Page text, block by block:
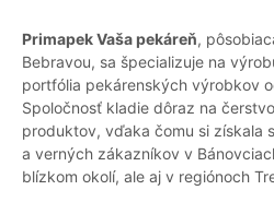
Primapek Vaša pekáreň,
Bebravou, sa špecializuje na
portfólia pekárenských výrobkov
Spoločnosť kladie dôraz na
produktov, vďaka čomu si získala
a verných zákazníkov v
blízkom okolí, ale aj v regiónoch